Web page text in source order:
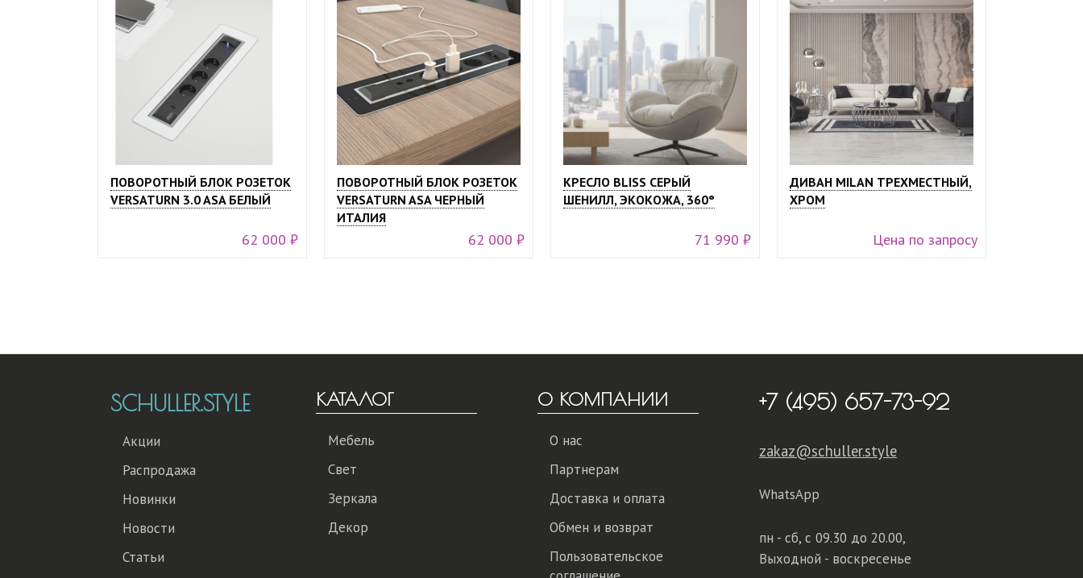
ПОВОРОТНЫЙ БЛОК РОЗЕТОК
VERSATURN 3.0 ASA БЕЛЫЙ
62 000 ₽
ПОВОРОТНЫЙ БЛОК РОЗЕТОК
VERSATURN ASA ЧЕРНЫЙ
ИТАЛИЯ
62 000 ₽
КРЕСЛО BLISS СЕРЫЙ
ШЕНИЛЛ, ЭКОКОЖА, 360°
71 990 ₽
ДИВАН MILAN ТРЕХМЕСТНЫЙ,
ХРОМ
Цена по запросу
SCHULLER.STYLE
Акции
Распродажа
Новинки
Новости
Статьи
КАТАЛОГ
Мебель
Свет
Зеркала
Декор
О КОМПАНИИ
О нас
Партнерам
Доставка и оплата
Обмен и возврат
Пользовательское
+7 (495) 657-73-92
zakaz@schuller.style
WhatsApp
пн - сб, с 09.30 до 20.00,
Выходной - воскресенье